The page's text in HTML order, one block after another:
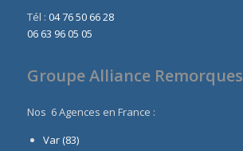
Tél : 04 76 50 66 28
06 63 96 05 05
Groupe Alliance Remorques
Nos 6 Agences en France :
Var (83)